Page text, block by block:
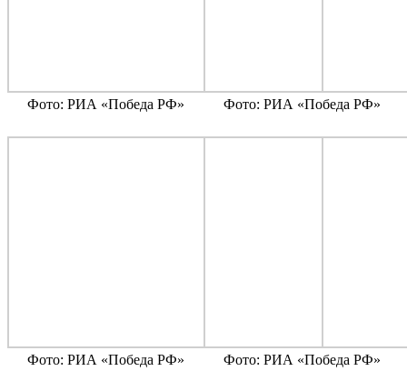
Фото: РИА «Победа РФ» Фото: РИА «Победа РФ»
Фото: РИА «Победа РФ» Фото: РИА «Победа РФ»